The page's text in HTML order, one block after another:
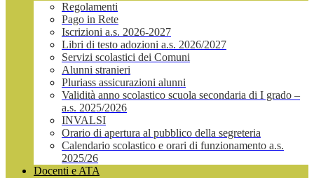
Regolamenti
Pago in Rete
Iscrizioni a.s. 2026-2027
Libri di testo adozioni a.s. 2026/2027
Servizi scolastici dei Comuni
Alunni stranieri
Pluriass assicurazioni alunni
Validità anno scolastico scuola secondaria di I grado –
a.s. 2025/2026
INVALSI
Orario di apertura al pubblico della segreteria
Calendario scolastico e orari di funzionamento a.s.
2025/26
Docenti e ATA